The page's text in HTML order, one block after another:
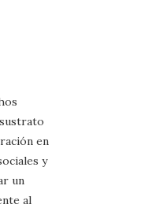
en
y
un
al